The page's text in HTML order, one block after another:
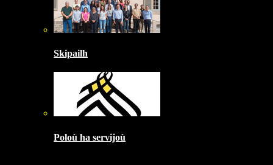
Skipailh
Poloù ha servijoù